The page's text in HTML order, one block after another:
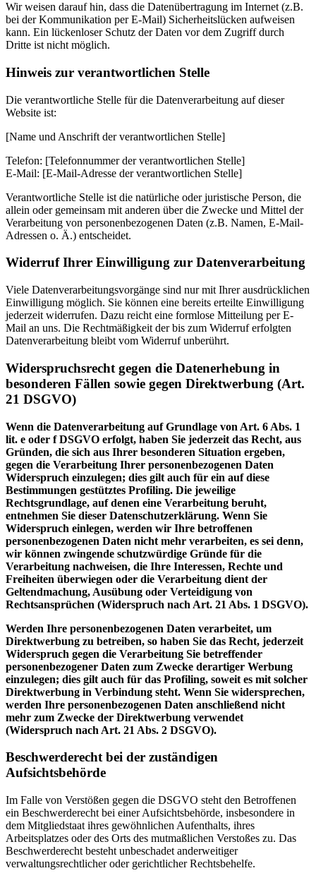
Wir weisen darauf hin, dass die Datenübertragung im Internet (z.B.
bei der Kommunikation per E-Mail) Sicherheitslücken aufweisen
kann. Ein lückenloser Schutz der Daten vor dem Zugriff durch
Dritte ist nicht möglich.
Hinweis zur verantwortlichen Stelle
Die verantwortliche Stelle für die Datenverarbeitung auf dieser
Website ist:
[Name und Anschrift der verantwortlichen Stelle]
Telefon: [Telefonnummer der verantwortlichen Stelle]
E-Mail: [E-Mail-Adresse der verantwortlichen Stelle]
Verantwortliche Stelle ist die natürliche oder juristische Person, die
allein oder gemeinsam mit anderen über die Zwecke und Mittel der
Verarbeitung von personenbezogenen Daten (z.B. Namen, E-Mail-
Adressen o. Ä.) entscheidet.
Widerruf Ihrer Einwilligung zur Datenverarbeitung
Viele Datenverarbeitungsvorgänge sind nur mit Ihrer ausdrücklichen
Einwilligung möglich. Sie können eine bereits erteilte Einwilligung
jederzeit widerrufen. Dazu reicht eine formlose Mitteilung per E-
Mail an uns. Die Rechtmäßigkeit der bis zum Widerruf erfolgten
Datenverarbeitung bleibt vom Widerruf unberührt.
Widerspruchsrecht gegen die Datenerhebung in
besonderen Fällen sowie gegen Direktwerbung (Art.
21 DSGVO)
Wenn die Datenverarbeitung auf Grundlage von Art. 6 Abs. 1
lit. e oder f DSGVO erfolgt, haben Sie jederzeit das Recht, aus
Gründen, die sich aus Ihrer besonderen Situation ergeben,
gegen die Verarbeitung Ihrer personenbezogenen Daten
Widerspruch einzulegen; dies gilt auch für ein auf diese
Bestimmungen gestütztes Profiling. Die jeweilige
Rechtsgrundlage, auf denen eine Verarbeitung beruht,
entnehmen Sie dieser Datenschutzerklärung. Wenn Sie
Widerspruch einlegen, werden wir Ihre betroffenen
personenbezogenen Daten nicht mehr verarbeiten, es sei denn,
wir können zwingende schutzwürdige Gründe für die
Verarbeitung nachweisen, die Ihre Interessen, Rechte und
Freiheiten überwiegen oder die Verarbeitung dient der
Geltendmachung, Ausübung oder Verteidigung von
Rechtsansprüchen (Widerspruch nach Art. 21 Abs. 1 DSGVO).
Werden Ihre personenbezogenen Daten verarbeitet, um
Direktwerbung zu betreiben, so haben Sie das Recht, jederzeit
Widerspruch gegen die Verarbeitung Sie betreffender
personenbezogener Daten zum Zwecke derartiger Werbung
einzulegen; dies gilt auch für das Profiling, soweit es mit solcher
Direktwerbung in Verbindung steht. Wenn Sie widersprechen,
werden Ihre personenbezogenen Daten anschließend nicht
mehr zum Zwecke der Direktwerbung verwendet
(Widerspruch nach Art. 21 Abs. 2 DSGVO).
Beschwerderecht bei der zuständigen
Aufsichtsbehörde
Im Falle von Verstößen gegen die DSGVO steht den Betroffenen
ein Beschwerderecht bei einer Aufsichtsbehörde, insbesondere in
dem Mitgliedstaat ihres gewöhnlichen Aufenthalts, ihres
Arbeitsplatzes oder des Orts des mutmaßlichen Verstoßes zu. Das
Beschwerderecht besteht unbeschadet anderweitiger
verwaltungsrechtlicher oder gerichtlicher Rechtsbehelfe.